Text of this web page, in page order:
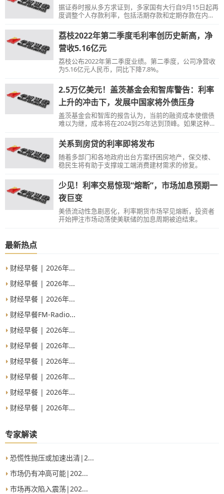
据证券时报从多方求证到，多家国有大行自9月15日起再
度调整个人存款利率，包括活期存款和定期存款在内的
款和大额存单利率下调15个基点。
荔枝2022年第二季度毛利率创历史新高，净
营收5.16亿元
荔枝公布2022年第二季度业绩。第二季度，公司净营收
为5.16亿元人民币，同比下降7.8%。
2.5万亿美元！盖茨基金会和智库警告：利率
上升的冲击下，发展中国家将外债压身
盖茨基金会和智库的报告认为，当前的融资成本使偿债
难以为继，成本将在2024到25年达到顶峰。如果这种情
偿付能力危机。
关系到房贷的利率即将发布
随着多部门和各地政府出台方案纾困房地产，保交楼、
稳民生将有助于支撑竣工端消费建材需求的修复。
少见！利率交易惊现“熔断”，市场加息预期一
夜巨变
美债流动性急剧恶化，利率期货市场罕见熔断，投资者
开始押注市场动荡使美联储的加息周期被迫结束。
最新热点
财经早餐 | 2026年...
财经早餐 | 2026年...
财经早餐 | 2026年...
财经早餐FM-Radio...
财经早餐 | 2026年...
财经早餐 | 2026年...
财经早餐 | 2026年...
财经早餐 | 2026年...
财经早餐 | 2026年...
财经早餐 | 2026年...
专家解读
恐慌性抛压或加速出清|2...
市场仍有冲高可能|202...
市场再次陷入震荡|202...